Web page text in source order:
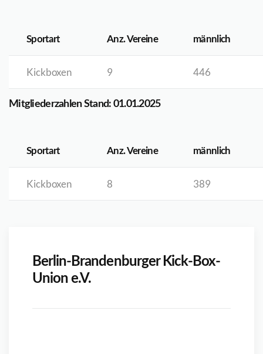
Sportart Anz. Vereine männlich
Kickboxen 9 446
Mitgliederzahlen Stand: 01.01.2025
Sportart Anz. Vereine männlich
Kickboxen 8 389
Berlin-Brandenburger Kick-Box-
Union e.V.